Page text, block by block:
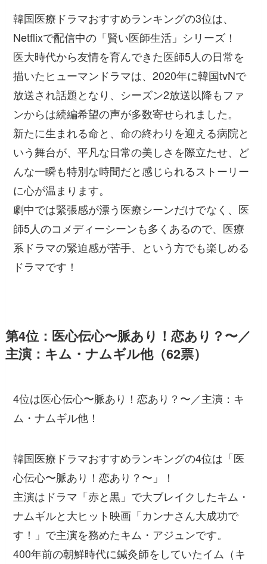
韓国医療ドラマおすすめランキングの3位は、
Netflixで配信中の「賢い医師生活」シリーズ！
医大時代から友情を育んできた医師5人の日常を
描いたヒューマンドラマは、2020年に韓国tvNで
放送され話題となり、シーズン2放送以降もファ
ンからは続編希望の声が多数寄せられました。
新たに生まれる命と、命の終わりを迎える病院と
いう舞台が、平凡な日常の美しさを際立たせ、ど
んな一瞬も特別な時間だと感じられるストーリー
に心が温まります。
劇中では緊張感が漂う医療シーンだけでなく、医
師5人のコメディーシーンも多くあるので、医療
系ドラマの緊迫感が苦手、という方でも楽しめる
ドラマです！
第4位：医心伝心〜脈あり！恋あり？〜／
主演：キム・ナムギル他（62票）
4位は医心伝心〜脈あり！恋あり？〜／主演：キ
ム・ナムギル他！
韓国医療ドラマおすすめランキングの4位は「医
心伝心〜脈あり！恋あり？〜」！
主演はドラマ「赤と黒」で大ブレイクしたキム・
ナムギルと大ヒット映画「カンナさん大成功で
す！」で主演を務めたキム・アジュンです。
400年前の朝鮮時代に鍼灸師をしていたイム（キ